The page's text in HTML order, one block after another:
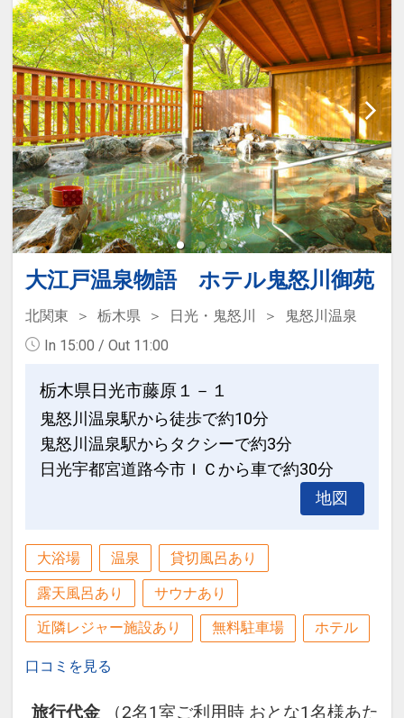
設定期間：2026年4月1日～2027年3月
31日
インターネットコース番号：DP-1-
17171139
大江戸温泉物語 ホテル鬼怒川御苑
北関東 栃木県 日光・鬼怒川
鬼怒川温泉
In 15:00 / Out 11:00
栃木県日光市藤原１－１
鬼怒川温泉駅から徒歩で約10分
鬼怒川温泉駅からタクシーで約3分
日光宇都宮道路今市ＩＣから車で約30分
地図
大浴場 温泉 貸切風呂あり
露天風呂あり サウナあり
近隣レジャー施設あり 無料駐車場 ホテル
口コミを見る
旅行代金
（2名1室ご利用時 おとな1名様あた